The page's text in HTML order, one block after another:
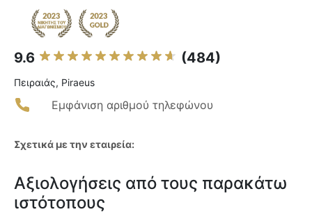
9.6 (484)
Πειραιάς, Piraeus
Εμφάνιση αριθμού τηλεφώνου
Σχετικά με την εταιρεία:
Αξιολογήσεις από τους παρακάτω
ιστότοπους